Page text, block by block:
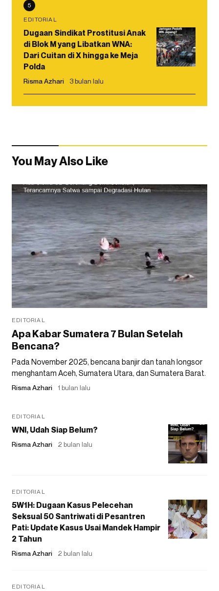
5
EDITORIAL
Dugaan Sindikat Prostitusi Anak
di Blok M yang Libatkan WNA:
Dari Cuitan di X hingga ke Meja
Polda
Risma Azhari 3 bulan lalu
You May Also Like
EDITORIAL
Apa Kabar Sumatera 7 Bulan Setelah
Bencana?
Pada November 2025, bencana banjir dan tanah longsor
menghantam Aceh, Sumatera Utara, dan Sumatera Barat.
Risma Azhari 1 bulan lalu
EDITORIAL
WNI, Udah Siap Belum?
Risma Azhari 2 bulan lalu
EDITORIAL
5W1H: Dugaan Kasus Pelecehan
Seksual 50 Santriwati di Pesantren
Pati: Update Kasus Usai Mandek Hampir
2 Tahun
Risma Azhari 2 bulan lalu
EDITORIAL